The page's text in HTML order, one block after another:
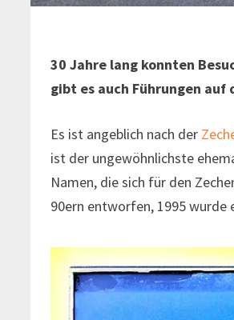
30 Jahre lang konnten
gibt es auch Führungen
Es ist angeblich nach der
ist der ungewöhnlichste
Namen, die sich für den
90ern entworfen, 1995 wurde